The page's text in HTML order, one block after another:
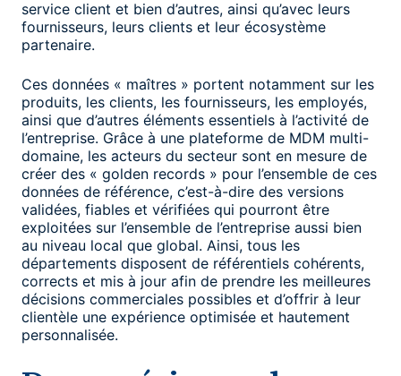
service client et bien d’autres, ainsi qu’avec leurs
fournisseurs, leurs clients et leur écosystème
partenaire.
Ces données « maîtres » portent notamment sur les
produits, les clients, les fournisseurs, les employés,
ainsi que d’autres éléments essentiels à l’activité de
l’entreprise. Grâce à une plateforme de MDM multi-
domaine, les acteurs du secteur sont en mesure de
créer des « golden records » pour l’ensemble de ces
données de référence, c’est-à-dire des versions
validées, fiables et vérifiées qui pourront être
exploitées sur l’ensemble de l’entreprise aussi bien
au niveau local que global. Ainsi, tous les
départements disposent de référentiels cohérents,
corrects et mis à jour afin de prendre les meilleures
décisions commerciales possibles et d’offrir à leur
clientèle une expérience optimisée et hautement
personnalisée.